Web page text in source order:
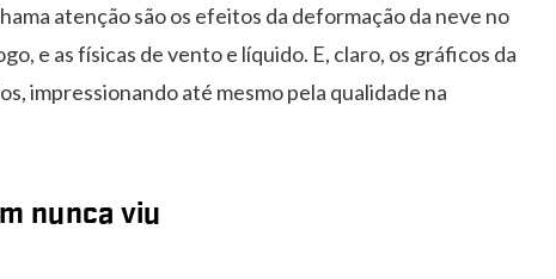
atenção são os efeitos da deformação da neve no
e as físicas de vento e líquido. E, claro, os gráficos da
impressionando até mesmo pela qualidade na
nunca viu